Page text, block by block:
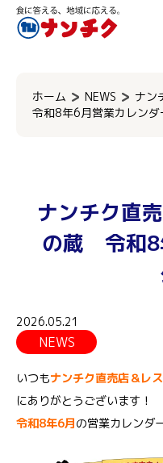
ホーム NEWS
ナン
令和8年6月営業カレンダ
ナンチク直
の蔵 令和8
2026.05.21
NEWS
いつもナンチク直売店＆レ
にありがとうございます！
令和8年6月の営業カレンダ